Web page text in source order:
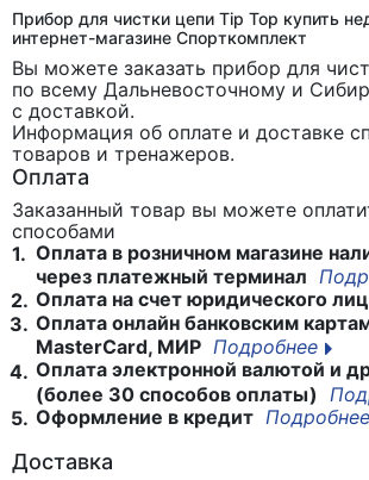
Прибор для чистки цепи Tip Top купить
интернет-магазине Спорткомплект
Вы можете заказать прибор для
по всему Дальневосточному и
с доставкой.
Информация об оплате и доставке
товаров и тренажеров.
Оплата
Заказанный товар вы можете
способами
1. Оплата в розничном магазине
через платежный терминал
2. Оплата на счет юридического
3. Оплата онлайн банковским
MasterCard, МИР Подробнее
4. Оплата электронной валютой и
(более 30 способов оплаты)
5. Оформление в кредит Подробнее
Доставка